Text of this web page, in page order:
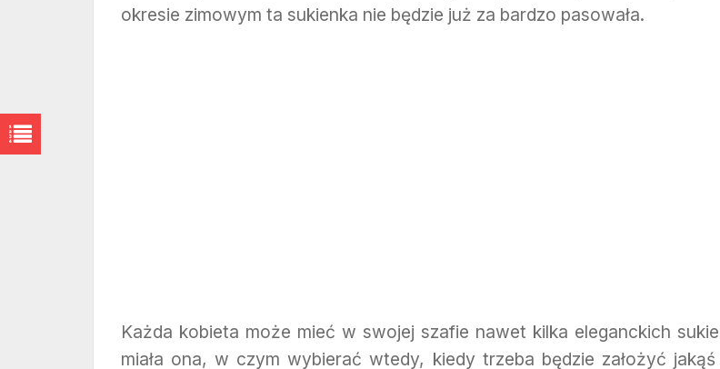
okresie zimowym ta sukienka nie będzie już za bardzo pasowała.
Każda kobieta może mieć w swojej szafie nawet kilka eleganckich
miała ona, w czym wybierać wtedy, kiedy trzeba będzie założyć